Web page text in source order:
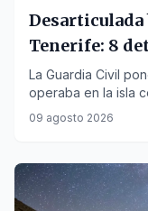
Tenerife: 8
esclarecidos
La Guardia Civil
operaba en la isla
vehículos,
nuevo golpe.
09 agosto 2026